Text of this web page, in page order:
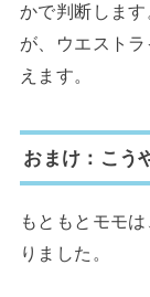
かで判断しま
が、ウエスト
えます。
おまけ：こう
もともとモモ
りました。